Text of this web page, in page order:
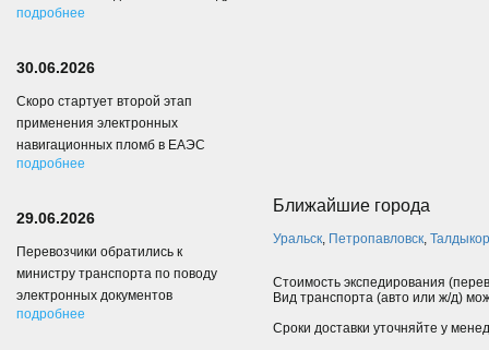
Ближайшие города
Уральск, Петропавловск,
Стоимость экспедирования
Вид транспорта (авто или ж/д)
Сроки доставки уточняйте у
подробнее
30.06.2026
Скоро стартует второй этап
применения электронных
навигационных пломб в ЕАЭС
подробнее
29.06.2026
Перевозчики обратились к
министру транспорта по поводу
электронных документов
подробнее